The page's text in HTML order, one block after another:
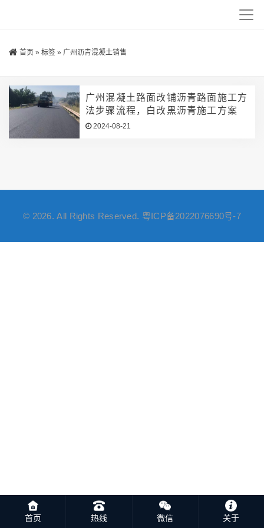
首页 » 标签 » 广州沥青混凝土销售
广州混凝土路面改铺沥青路面施工方
法步骤流程，白改黑沥青施工方案
2024-08-21
© 2026. All Rights Reserved. 粤ICP备2022076690号-7
首页 热线 微信 关于